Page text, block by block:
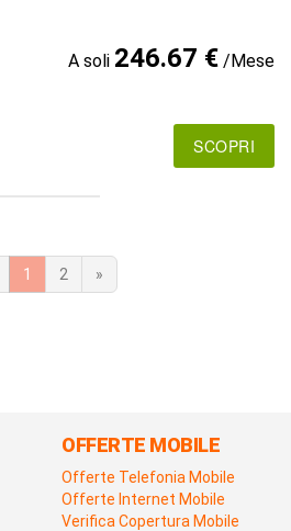
A soli 246.67 €/Mese
SCOPRI
1 2 »
OFFERTE MOBILE
Offerte Telefonia Mobile
Offerte Internet Mobile
Verifica Copertura Mobile